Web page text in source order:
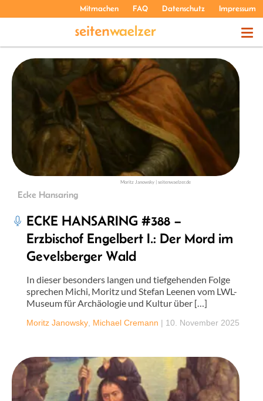
Mitmachen FAQ Datenschutz Impressum
THEMEN
PODCASTS
ÜBER UNS
Moritz Janowsky | seitenwaelzer.de
Ecke Hansaring
ECKE HANSARING #388 –
Erzbischof Engelbert I.: Der Mord im
Gevelsberger Wald
In dieser besonders langen und tiefgehenden Folge
sprechen Michi, Moritz und Stefan Leenen vom LWL-
Museum für Archäologie und Kultur über […]
Moritz Janowsky Michael Cremann | 10. November 2025